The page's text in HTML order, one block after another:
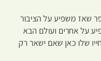
שאז משפיע על הציבור
על אחרים ועולם הבא
שלו כאן שאם ישאר רק